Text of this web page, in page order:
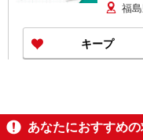
福
キープ
会津若
ー＊資
あなたにおすすめ